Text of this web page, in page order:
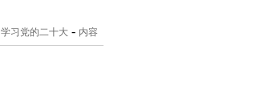
学习党的二十大 - 内容